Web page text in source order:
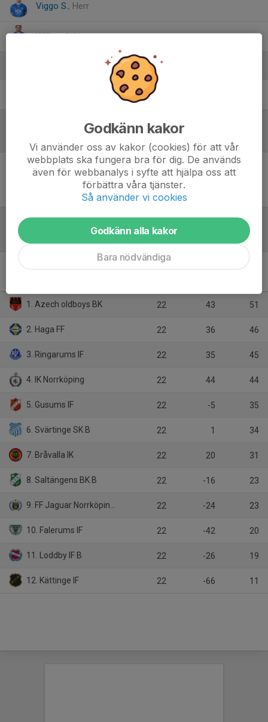
Viggo S., Herr
William I., Herr
Andreas SödermanTränare
Referat
Inget referat skrivet
Tabell
1. Azech oldboys BK 22 43 51
2. Haga FF 22 36 46
3. Ringarums IF 22 35 45
4. IK Norrköping 22 44 44
5. Gusums IF 22 -5 35
6. Svärtinge SK B 22 1 34
7. Bråvalla IK 22 20 31
8. Saltängens BK B 22 -16 23
9. FF Jaguar Norrköping B 22 -24 23
10. Falerums IF 22 -42 20
11. Loddby IF B 22 -26 19
12. Kättinge IF 22 -66 11
Godkänn kakor
Vi använder oss av kakor (cookies) för att vår
webbplats ska fungera bra för dig. De används
även för webbanalys i syfte att hjälpa oss att
förbättra våra tjänster.
Så använder vi cookies
Godkänn alla kakor
Bara nödvändiga